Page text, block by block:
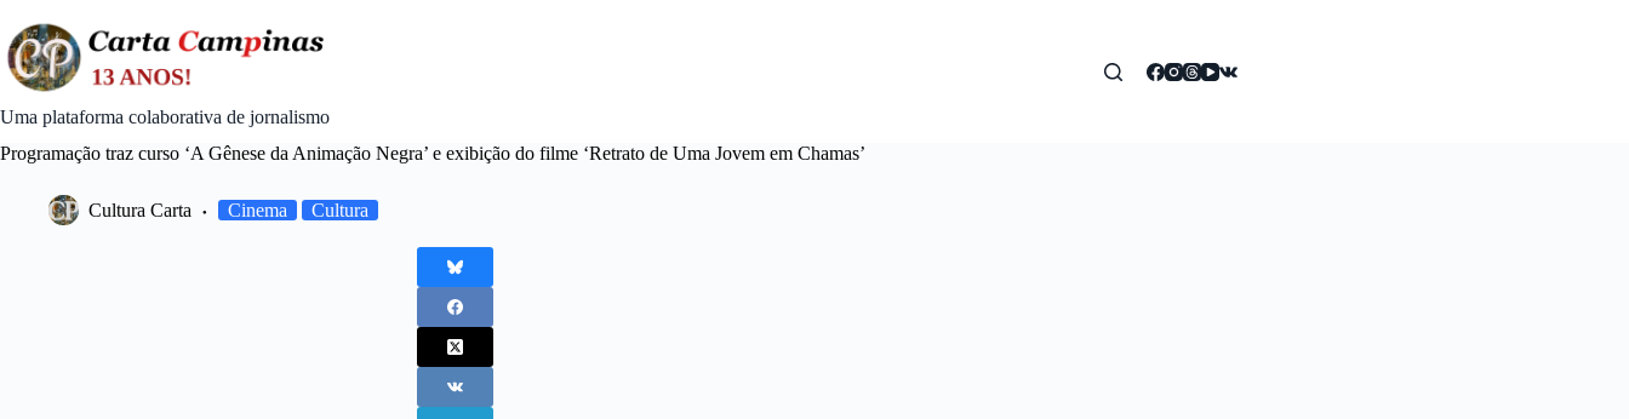
content
Uma plataforma colaborativa de jornalismo
Programação traz curso ‘A Gênese da Animação Negra’ e exibição do filme ‘Retrato de Uma Jovem em Chamas’
Cultura Carta Cinema Cultura